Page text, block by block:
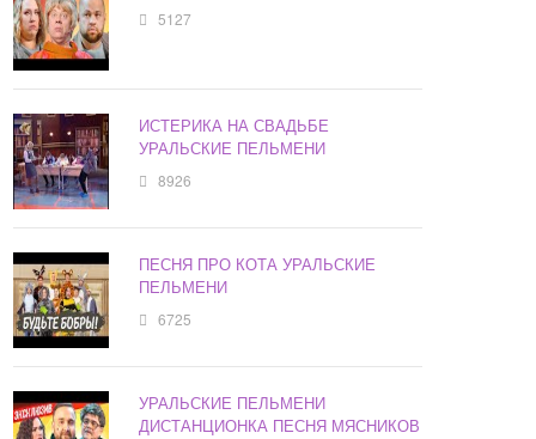
5127
ИСТЕРИКА НА СВАДЬБЕ
УРАЛЬСКИЕ ПЕЛЬМЕНИ
8926
ПЕСНЯ ПРО КОТА УРАЛЬСКИЕ
ПЕЛЬМЕНИ
6725
УРАЛЬСКИЕ ПЕЛЬМЕНИ
ДИСТАНЦИОНКА ПЕСНЯ МЯСНИКОВ